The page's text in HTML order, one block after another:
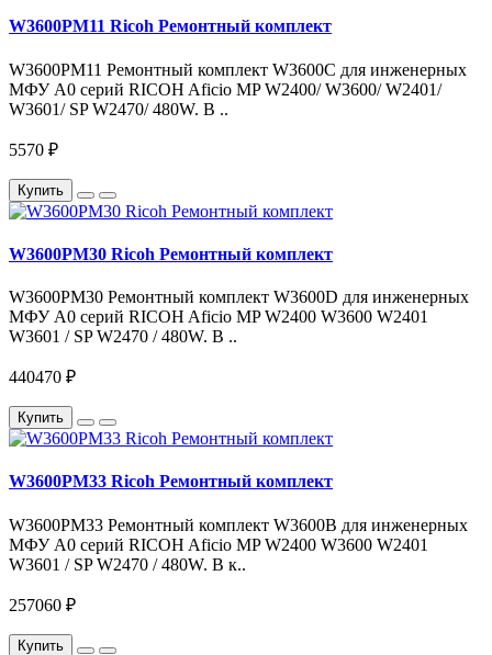
W3600PM11 Ricoh Ремонтный комплект
W3600PM11 Ремонтный комплект W3600C для инженерных
МФУ A0 серий RICOH Aficio MP W2400/ W3600/ W2401/
W3601/ SP W2470/ 480W. В ..
5570 ₽
Купить
W3600PM30 Ricoh Ремонтный комплект
W3600PM30 Ремонтный комплект W3600D для инженерных
МФУ A0 серий RICOH Aficio MP W2400 W3600 W2401
W3601 / SP W2470 / 480W. В ..
440470 ₽
Купить
W3600PM33 Ricoh Ремонтный комплект
W3600PM33 Ремонтный комплект W3600B для инженерных
МФУ A0 серий RICOH Aficio MP W2400 W3600 W2401
W3601 / SP W2470 / 480W. В к..
257060 ₽
Купить